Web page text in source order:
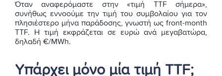
Όταν αναφερόμαστε στην «τιμή TTF σήμερα»,
συνήθως εννοούμε την τιμή του συμβολαίου για τον
πλησιέστερο μήνα παράδοσης, γνωστή ως front-month
TTF. Η τιμή εκφράζεται σε ευρώ ανά μεγαβατώρα,
δηλαδή €/MWh.
Υπάρχει μόνο μία τιμή TTF;